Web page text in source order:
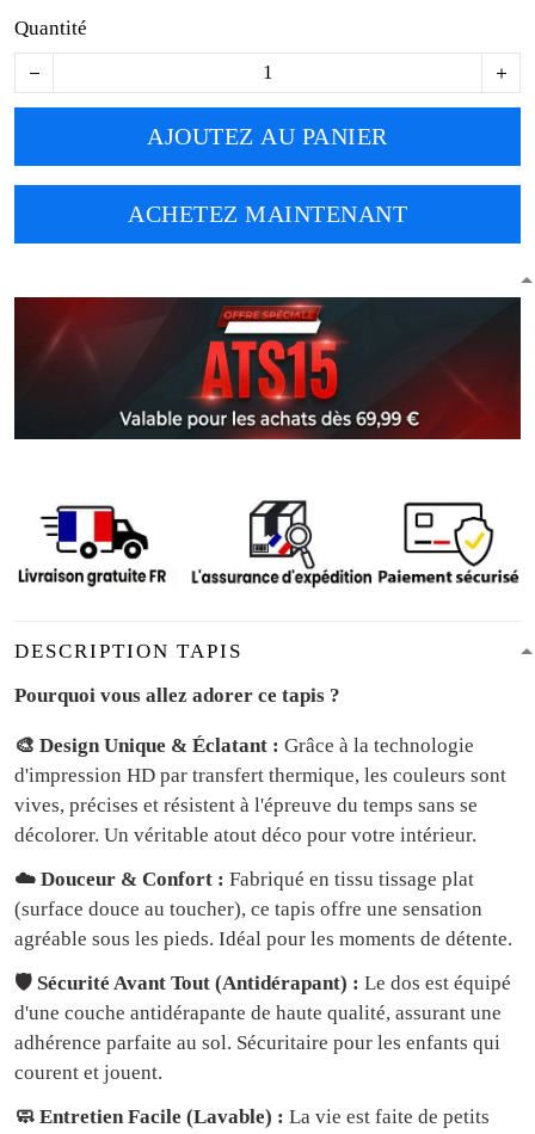
Quantité
AJOUTEZ AU PANIER
ACHETEZ MAINTENANT
DESCRIPTION TAPIS
Pourquoi vous allez adorer ce tapis ?
🎨 Design Unique & Éclatant : Grâce à la technologie
d'impression HD par transfert thermique, les couleurs sont
vives, précises et résistent à l'épreuve du temps sans se
décolorer. Un véritable atout déco pour votre intérieur.
☁️ Douceur & Confort : Fabriqué en tissu tissage plat
(surface douce au toucher), ce tapis offre une sensation
agréable sous les pieds. Idéal pour les moments de détente.
🛡️ Sécurité Avant Tout (Antidérapant) : Le dos est équipé
d'une couche antidérapante de haute qualité, assurant une
adhérence parfaite au sol. Sécuritaire pour les enfants qui
courent et jouent.
🧼 Entretien Facile (Lavable) : La vie est faite de petits